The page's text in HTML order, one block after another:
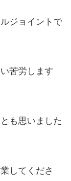
ジョイントで
苦労します
も思いました
してくださ